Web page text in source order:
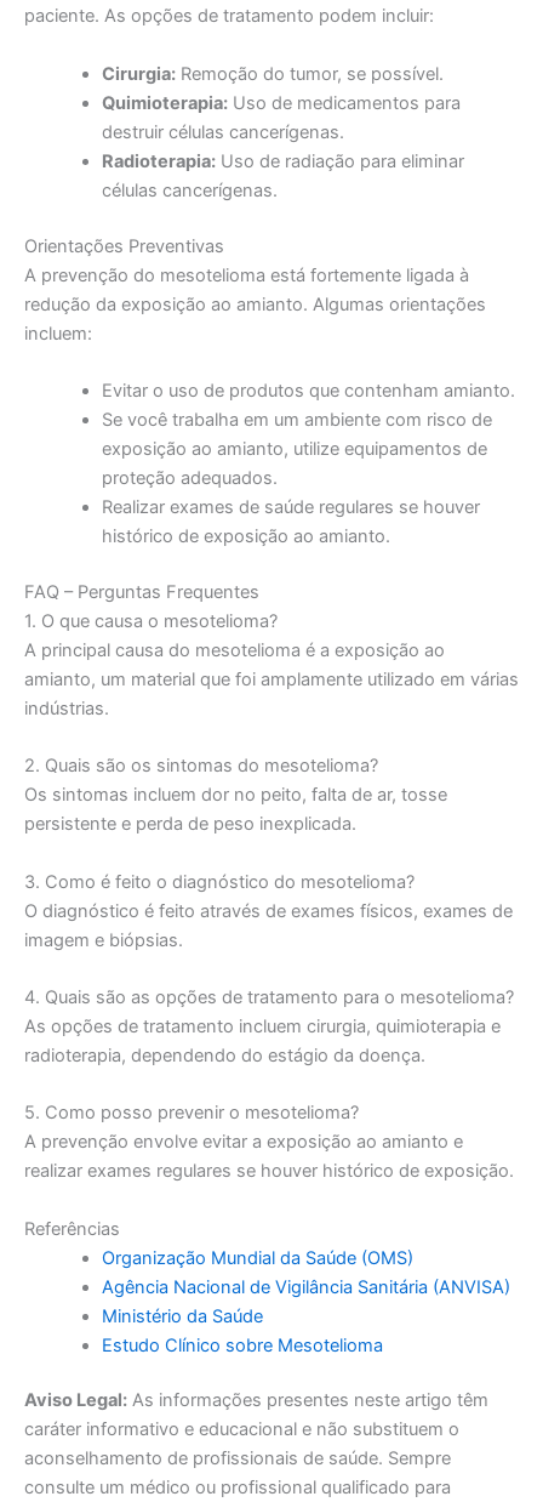
paciente. As opções de tratamento podem incluir:
Cirurgia:Remoção do tumor, se possível.
Quimioterapia:Uso de medicamentos para
destruir células cancerígenas.
Radioterapia:Uso de radiação para eliminar
células cancerígenas.
Orientações Preventivas
A prevenção do mesotelioma está fortemente ligada à
redução da exposição ao amianto. Algumas orientações
incluem:
Evitar o uso de produtos que contenham amianto.
Se você trabalha em um ambiente com risco de
exposição ao amianto, utilize equipamentos de
proteção adequados.
Realizar exames de saúde regulares se houver
histórico de exposição ao amianto.
FAQ – Perguntas Frequentes
1. O que causa o mesotelioma?
A principal causa do mesotelioma é a exposição ao
amianto, um material que foi amplamente utilizado em várias
indústrias.
2. Quais são os sintomas do mesotelioma?
Os sintomas incluem dor no peito, falta de ar, tosse
persistente e perda de peso inexplicada.
3. Como é feito o diagnóstico do mesotelioma?
O diagnóstico é feito através de exames físicos, exames de
imagem e biópsias.
4. Quais são as opções de tratamento para o mesotelioma?
As opções de tratamento incluem cirurgia, quimioterapia e
radioterapia, dependendo do estágio da doença.
5. Como posso prevenir o mesotelioma?
A prevenção envolve evitar a exposição ao amianto e
realizar exames regulares se houver histórico de exposição.
Referências
Organização Mundial da Saúde (OMS)
Agência Nacional de Vigilância Sanitária (ANVISA)
Ministério da Saúde
Estudo Clínico sobre Mesotelioma
Aviso Legal: As informações presentes neste artigo têm
caráter informativo e educacional e não substituem o
aconselhamento de profissionais de saúde. Sempre
consulte um médico ou profissional qualificado para